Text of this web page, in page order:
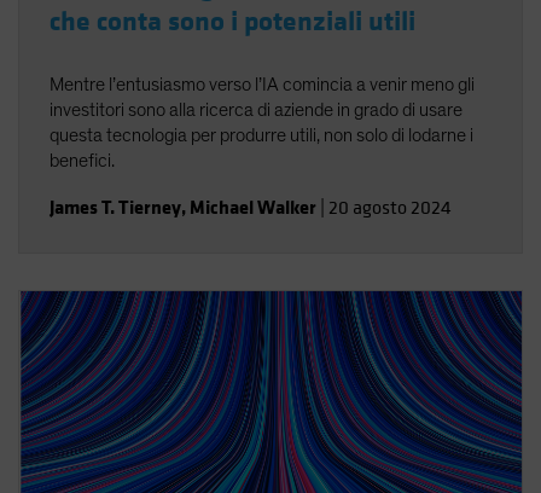
che conta sono i potenziali utili
Mentre l’entusiasmo verso l’IA comincia a venir meno gli
investitori sono alla ricerca di aziende in grado di usare
questa tecnologia per produrre utili, non solo di lodarne i
benefici.
James T. Tierney, Michael Walker 20 agosto 2024